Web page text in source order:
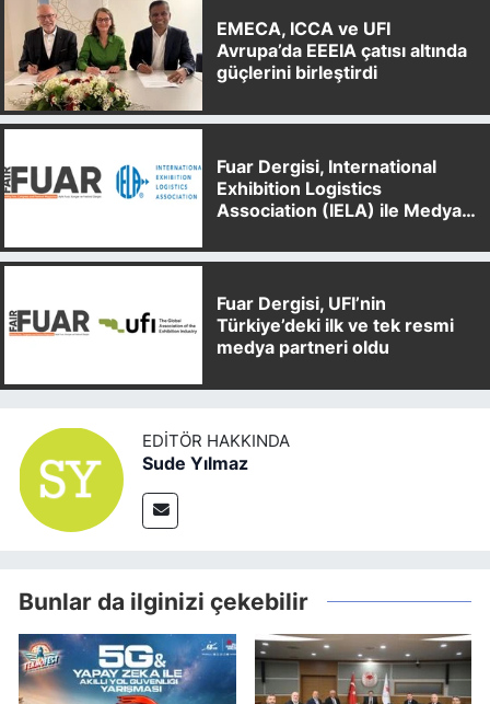
EMECA, ICCA ve UFI
Avrupa’da EEEIA çatısı altında
güçlerini birleştirdi
Fuar Dergisi, International
Exhibition Logistics
Association (IELA) ile Medya
Fuar Dergisi, UFI’nin
Türkiye’deki ilk ve tek resmi
medya partneri oldu
EDITÖR HAKKINDA
Sude Yılmaz
Bunlar da ilginizi çekebilir